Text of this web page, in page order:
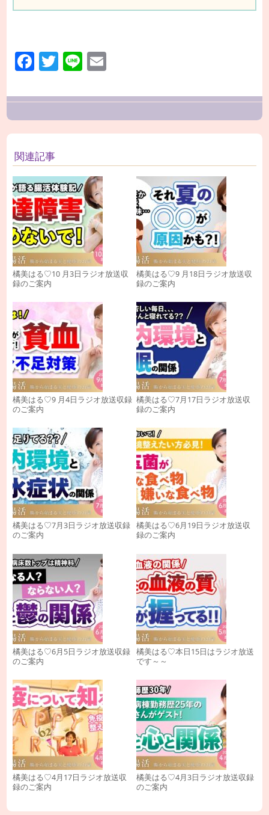
Facebook
Twitter
Line
関連記事
橘美はる♡10 月3日ラジオ放送収
録のご案内
橘美はる♡9 月18日ラジオ放送収
録のご案内
橘美はる♡9 月4日ラジオ放送収録
のご案内
橘美はる♡7月17日ラジオ放送収
録のご案内
橘美はる♡7月3日ラジオ放送収録
のご案内
橘美はる♡6月19日ラジオ放送収
録のご案内
橘美はる♡6月5日ラジオ放送収録
のご案内
橘美はる♡本日15日はラジオ放送
です～～
橘美はる♡4月17日ラジオ放送収
録のご案内
橘美はる♡4月3日ラジオ放送収録
のご案内